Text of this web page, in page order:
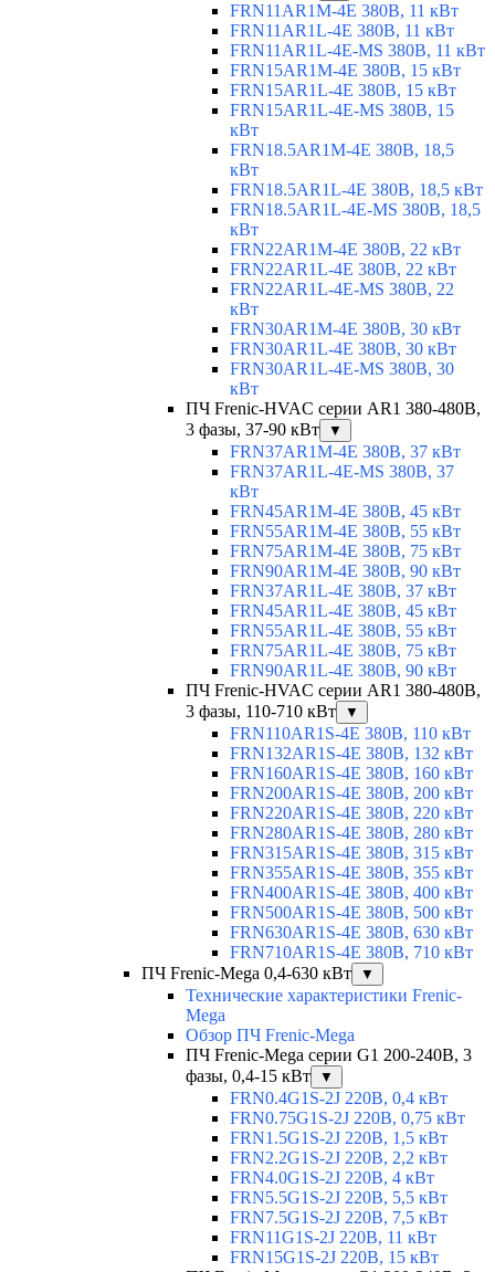
FRN11AR1M-4E 380В, 11 кВт
FRN11AR1L-4E 380В, 11 кВт
FRN11AR1L-4E-MS 380В, 11 кВт
FRN15AR1M-4E 380В, 15 кВт
FRN15AR1L-4E 380В, 15 кВт
FRN15AR1L-4E-MS 380В, 15
кВт
FRN18.5AR1M-4E 380В, 18,5
кВт
FRN18.5AR1L-4E 380В, 18,5 кВт
FRN18.5AR1L-4E-MS 380В, 18,5
кВт
FRN22AR1M-4E 380В, 22 кВт
FRN22AR1L-4E 380В, 22 кВт
FRN22AR1L-4E-MS 380В, 22
кВт
FRN30AR1M-4E 380В, 30 кВт
FRN30AR1L-4E 380В, 30 кВт
FRN30AR1L-4E-MS 380В, 30
кВт
ПЧ Frenic-HVAC серии AR1 380-480В,
3 фазы, 37-90 кВт
▼
FRN37AR1M-4E 380В, 37 кВт
FRN37AR1L-4E-MS 380В, 37
кВт
FRN45AR1M-4E 380В, 45 кВт
FRN55AR1M-4E 380В, 55 кВт
FRN75AR1M-4E 380В, 75 кВт
FRN90AR1M-4E 380В, 90 кВт
FRN37AR1L-4E 380В, 37 кВт
FRN45AR1L-4E 380В, 45 кВт
FRN55AR1L-4E 380В, 55 кВт
FRN75AR1L-4E 380В, 75 кВт
FRN90AR1L-4E 380В, 90 кВт
ПЧ Frenic-HVAC серии AR1 380-480В,
3 фазы, 110-710 кВт
▼
FRN110AR1S-4E 380В, 110 кВт
FRN132AR1S-4E 380В, 132 кВт
FRN160AR1S-4E 380В, 160 кВт
FRN200AR1S-4E 380В, 200 кВт
FRN220AR1S-4E 380В, 220 кВт
FRN280AR1S-4E 380В, 280 кВт
FRN315AR1S-4E 380В, 315 кВт
FRN355AR1S-4E 380В, 355 кВт
FRN400AR1S-4E 380В, 400 кВт
FRN500AR1S-4E 380В, 500 кВт
FRN630AR1S-4E 380В, 630 кВт
FRN710AR1S-4E 380В, 710 кВт
ПЧ Frenic-Mega 0,4-630 кВт
▼
Технические характеристики Frenic-
Mega
Обзор ПЧ Frenic-Mega
ПЧ Frenic-Mega серии G1 200-240В, 3
фазы, 0,4-15 кВт
▼
FRN0.4G1S-2J 220В, 0,4 кВт
FRN0.75G1S-2J 220В, 0,75 кВт
FRN1.5G1S-2J 220В, 1,5 кВт
FRN2.2G1S-2J 220В, 2,2 кВт
FRN4.0G1S-2J 220В, 4 кВт
FRN5.5G1S-2J 220В, 5,5 кВт
FRN7.5G1S-2J 220В, 7,5 кВт
FRN11G1S-2J 220В, 11 кВт
FRN15G1S-2J 220В, 15 кВт